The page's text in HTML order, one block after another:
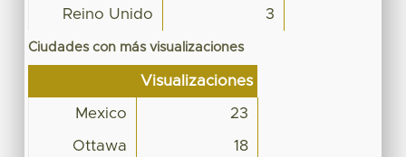
Reino Unido 3
Ciudades con más visualizaciones
Visualizaciones
Mexico 23
Ottawa 18